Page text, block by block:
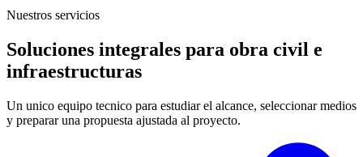
Nuestros servicios
Soluciones integrales para obra civil e
infraestructuras
Un unico equipo tecnico para estudiar el alcance, seleccionar medios
y preparar una propuesta ajustada al proyecto.